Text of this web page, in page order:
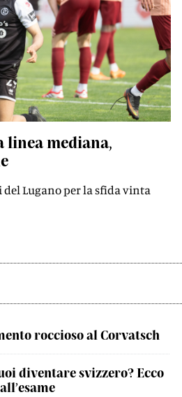
linea mediana,
Lugano per la sfida vinta
roccioso al Corvatsch
diventare svizzero? Ecco